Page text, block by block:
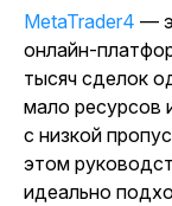
MetaTrader4 —
онлайн-
тысяч сделок
мало ресурсов
с низкой
этом
идеально